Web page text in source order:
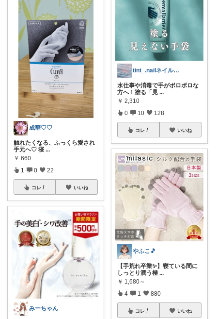
成華♡♡
​触れたくなる、ふっくら愛され
手元へ♡ 寝 ...
￥ 660
1 0 22
コレ いいね
みーちゃん
tint_.nailネイルとコスメ
水仕事や消毒で手がボロボロな
方へ！塗る「見 ...
￥ 2,310
0 10 128
コレ いいね
やふこ🎵
【手荒れ卒業✨】寝ている間に
しっとり潤う極 ...
￥ 1,680～
4 1 880
コレ いいね